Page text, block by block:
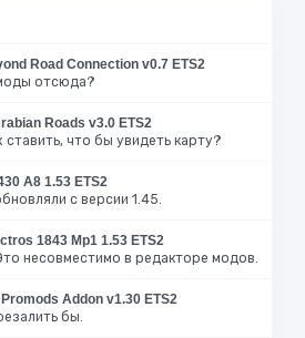
Road Connection v0.7 ETS2
отсюда?
Roads v3.0 ETS2
ставить, что бы увидеть карту?
A8 1.53 ETS2
с версии 1.45.
1843 Mp1 1.53 ETS2
несовместимо в редакторе модов.
Addon v1.30 ETS2
бы.